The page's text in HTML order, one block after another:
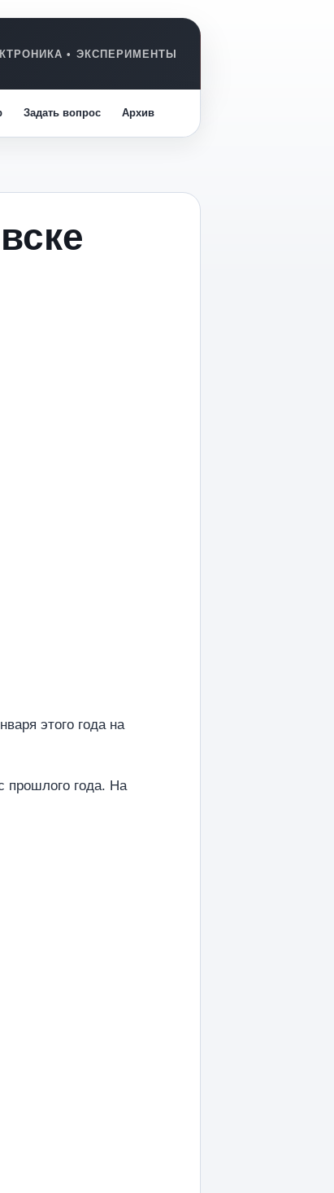
Задать вопрос Архив
этого года на
прошлого года. На